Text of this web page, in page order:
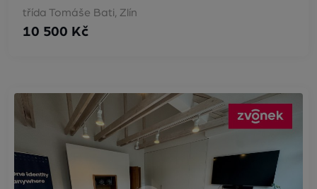
třída Tomáše Bati, Zlín
10 500 Kč